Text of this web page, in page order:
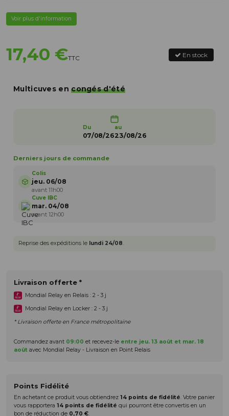
Voir plus d'information
17,40 €TTC En stock
Multicuves encongés d'été
Du
07/08/26
au
23/08/26
Derniers jours de commande
Colis
jeu. 06/08
avant 11h00
Cuve IBC
mar. 04/08
avant 12h00
Reprise des expéditions le lundi 24/08.
Livraison offerte *
Mondial Relay en Relais : 2 - 3 j
Mondial Relay en Locker : 2 - 3 j
* Livraison offerte en France métropolitaine
Commandez avant 09:00 et recevez-le entre jeu. 13 août et mar. 18
août avec Mondial Relay - Livraison en Point Relais
Points Fidélité
En achetant ce produit vous obtiendrez 14 points de fidélité. Votre panier
vous rapportera 14 points de fidélité qui pourront être convertis en un
bon de réduction de 0,70 €.